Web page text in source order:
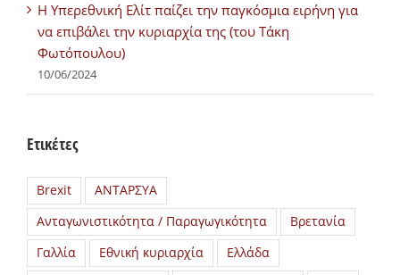
H Υπερεθνική Ελίτ παίζει την παγκόσμια ειρήνη για
να επιβάλει την κυριαρχία της (του Τάκη
Φωτόπουλου)
10/06/2024
Ετικέτες
Brexit
ΑΝΤΑΡΣΥΑ
Ανταγωνιστικότητα / Παραγωγικότητα
Βρετανία
Γαλλία
Εθνική κυριαρχία
Ελλάδα